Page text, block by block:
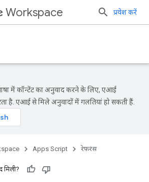
Workspace प्रवेश करें
में कॉन्टेंट का अनुवाद करने के लिए, एआई
है. एआई से मिले अनुवादों में गलतियां हो सकती हैं.
Apps Script रेफ़रंस
मिली?